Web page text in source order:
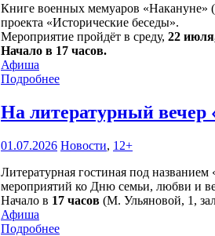
Книге военных мемуаров «Накануне»
проекта «Исторические беседы».
Мероприятие пройдёт в среду, 22
Начало в 17 часов.
Афиша
Подробнее
На литературный вечер
01.07.2026 Новости, 12+
Литературная гостиная под
мероприятий ко Дню семьи, любви и
Начало в 17 часов (М. Ульяновой, 1,
Афиша
Подробнее